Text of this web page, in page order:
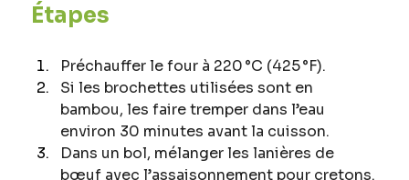
Étapes
Préchauffer le four à 220 °C (425 °F).
Si les brochettes utilisées sont en
bambou, les faire tremper dans l’eau
environ 30 minutes avant la cuisson.
Dans un bol, mélanger les lanières de
bœuf avec l’assaisonnement pour cretons.